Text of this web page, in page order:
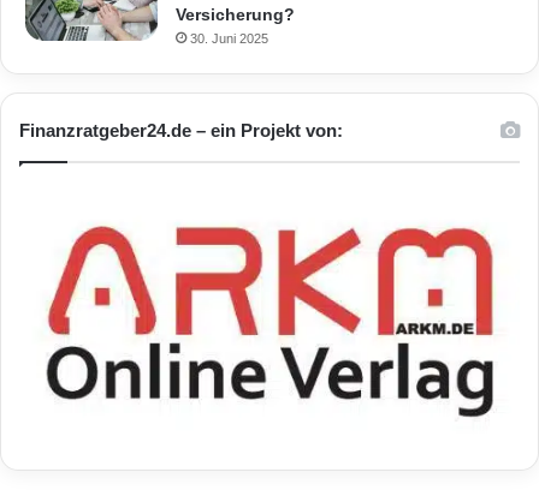
Versicherung?
30. Juni 2025
Finanzratgeber24.de – ein Projekt von: